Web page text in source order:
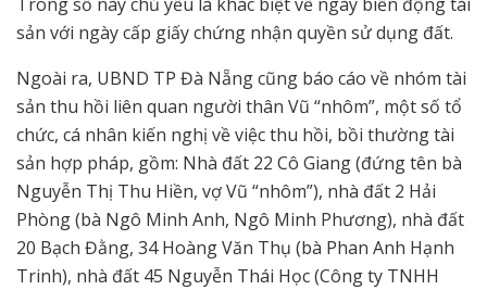
Trong số này chủ yếu là khác biệt về ngày biến động tài
sản với ngày cấp giấy chứng nhận quyền sử dụng đất.
Ngoài ra, UBND TP Đà Nẵng cũng báo cáo về nhóm tài
sản thu hồi liên quan người thân Vũ “nhôm”, một số tổ
chức, cá nhân kiến nghị về việc thu hồi, bồi thường tài
sản hợp pháp, gồm: Nhà đất 22 Cô Giang (đứng tên bà
Nguyễn Thị Thu Hiền, vợ Vũ “nhôm”), nhà đất 2 Hải
Phòng (bà Ngô Minh Anh, Ngô Minh Phương), nhà đất
20 Bạch Đằng, 34 Hoàng Văn Thụ (bà Phan Anh Hạnh
Trinh), nhà đất 45 Nguyễn Thái Học (Công ty TNHH